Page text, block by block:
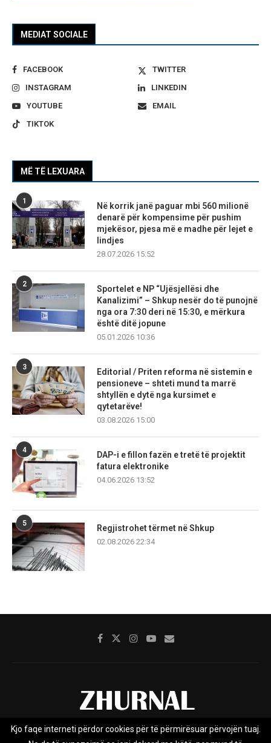
MEDIAT SOCIALE
FACEBOOK
TWITTER
INSTAGRAM
LINKEDIN
YOUTUBE
EMAIL
TIKTOK
MË TË LEXUARA
1
Në korrik janë paguar mbi 560 milionë
denarë për kompensime për pushim
mjekësor, pjesa më e madhe për lejet e
lindjes
28.07.2026 15:52
2
Sportelet e NP “Ujësjellësi dhe
Kanalizimi” – Shkup nesër do të punojnë
nga ora 7:30 deri në 15:30, e mërkura
është ditë jopune
05.01.2026 10:36
3
Editorial / Priten reforma në sistemin e
pensioneve – shteti mund ta marrë
shtyllën e dytë nga kursimet e
qytetarëve!
03.08.2026 15:00
4
DAP-i e fillon fazën e tretë të projektit
fatura elektronike
04.06.2026 13:52
5
Regjistrohet tërmet në Shkup
02.08.2026 22:34
Rreth nesh Impresumi Marketing
Kjo faqe interneti përdor cookies për të përmirësuar përvojën tuaj.